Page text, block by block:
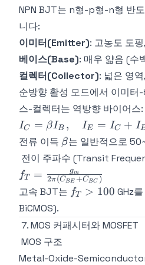
NPN BJT는 n형-p형-n형 반
니다:
이미터(Emitter): 고농도 도
베이스(Base): 매우 얇음 (수
컬렉터(Collector): 넓은 영
순방향 활성 모드에서 이미터
스-컬렉터는 역방향 바이어스:
I_C =
\beta
I_B,
\quad
I_E =
I_C +
I_B =
(\beta
+
1)I_B
IC = βIB , IE = IC + I
전류 이득 \beta
β는 일반적으로
전이 주파수 (Transit
f_T =
\frac{g_m}
{2\pi(C_{BE}
+ C_{BC})}
fT = 2π(CBE +CBC )
gm
고속 BJT는 f_T
100
fT > 100 GHz
BiCMOS).
7. MOS 커패시터와 MOSFET
MOS 구조
Metal-Oxide-Semiconductor